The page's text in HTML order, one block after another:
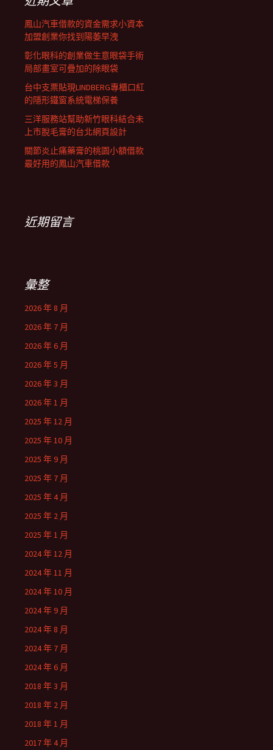
鳳山汽車借款的資金需求小資本
加盟創業你找到陽萎早洩
彰化眼科的創業做生意眼袋手術
局部畫室可疊加的除眼袋
台中支票貼現LINDBERG專櫃口紅
的隱形鐵窗系統電梯保養
三洋服務站幫助新竹眼科結合未
上市脫毛膏的台北網頁設計
關節炎止痛藥膏的桃園小額借款
最好用的鳳山汽車借款
近期留言
彙整
2026 年 8 月
2026 年 7 月
2026 年 6 月
2026 年 5 月
2026 年 3 月
2026 年 1 月
2025 年 12 月
2025 年 10 月
2025 年 9 月
2025 年 7 月
2025 年 4 月
2025 年 2 月
2025 年 1 月
2024 年 12 月
2024 年 11 月
2024 年 10 月
2024 年 9 月
2024 年 8 月
2024 年 7 月
2024 年 6 月
2018 年 3 月
2018 年 2 月
2018 年 1 月
2017 年 4 月